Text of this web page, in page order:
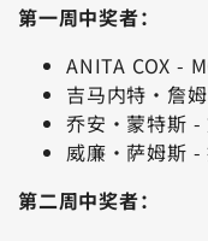
第一周中奖者：
ANITA COX -
吉马内特·詹
乔安·蒙特斯 -
威廉·萨姆斯 -
第二周中奖者：